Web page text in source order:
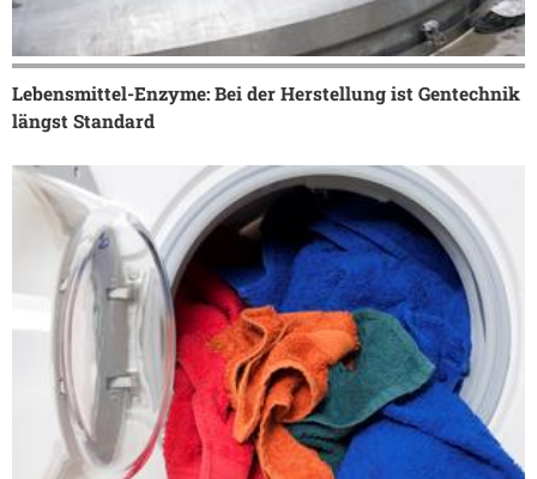
Lebensmittel-Enzyme: Bei der Herstellung ist Gentechnik
längst Standard